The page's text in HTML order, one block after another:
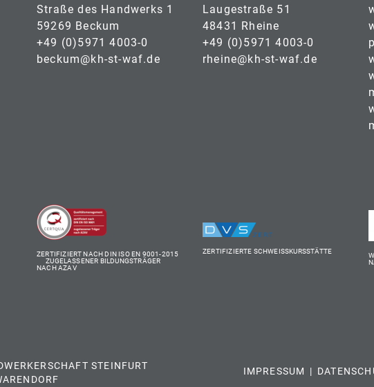
Straße des Handwerks 1
59269 Beckum
+49 (0)5971 4003-0
beckum@kh-st-waf.de
Laugestraße 51
48431 Rheine
+49 (0)5971 4003-0
rheine@kh-st-waf.de
ZERTIFIZIERT NACH DIN ISO EN 9001-2015
ZUGELASSENER BILDUNGSTRÄGER
NACH AZAV
ZERTIFIZIERTE SCHWEISSKURSSTÄTTE
STEINFURT
IMPRESSUM